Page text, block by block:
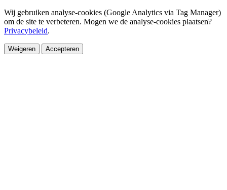
Wij gebruiken analyse-cookies (Google Analytics via Tag Manager)
om de site te verbeteren. Mogen we de analyse-cookies plaatsen?
Privacybeleid.
Weigeren Accepteren